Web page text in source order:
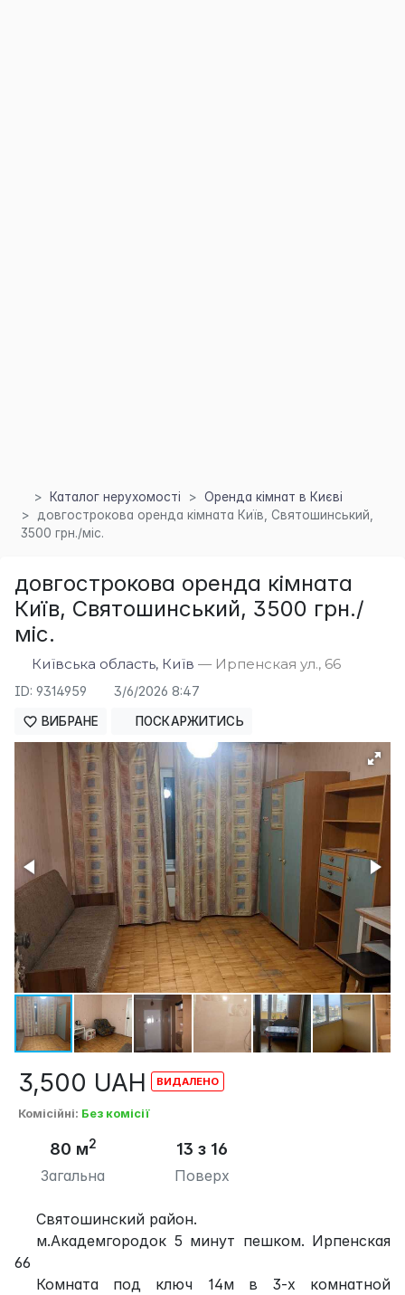
Каталог нерухомості
Оренда кімнат в Києві
довгострокова оренда кімната Київ, Святошинський,
3500 грн./міс.
довгострокова оренда кімната
Київ, Святошинський, 3500 грн./
міс.
Київська область, Київ — Ирпенская ул., 66
ID: 9314959 3/6/2026 8:47
ВИБРАНЕ ПОСКАРЖИТИСЬ
3,500 UAH
Комісійні: Без комісії
80 м2
Загальна
13 з 16
Поверх
Святошинский район.
м.Академгородок 5 минут пешком. Ирпенская
66
Комната под ключ 14м в 3-х комнатной